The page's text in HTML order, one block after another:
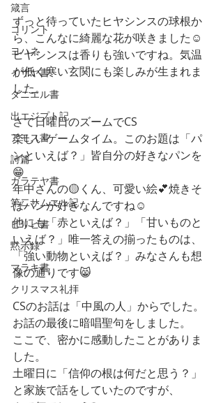
箴言
コリント
ヨハネ
イザヤ書
ダニエル書
出エジプト記
アモス書
詩篇
ガラテヤ書
第二サムエル記
ピリピ書
黙示録
マラキ書
クリスマス礼拝
ずっと待っていたヒヤシンスの球根か
ら、こんなに綺麗な花が咲きました☺️
ヒヤシンスは香りも強いですね。気温
が低く寒い玄関にも楽しみが生まれま
した。
さて日曜日のズームでCS
楽しいゲームタイム。このお題は「パ
ンといえば？」皆自分の好きなパンを
😁
年中さんの🟡くん、可愛い絵💕焼きそ
ばパンが好きなんですね☺️
他にも「赤といえば？」「甘いものと
いえば？」唯一答えの揃ったものは、
「強い動物といえば？」みなさんも想
像の通りです😸
CSのお話は「中風の人」からでした。
お話の最後に暗唱聖句をしました。
ここで、密かに感動したことがありま
した。
土曜日に「信仰の根は何だと思う？」
と家族で話をしていたのですが、